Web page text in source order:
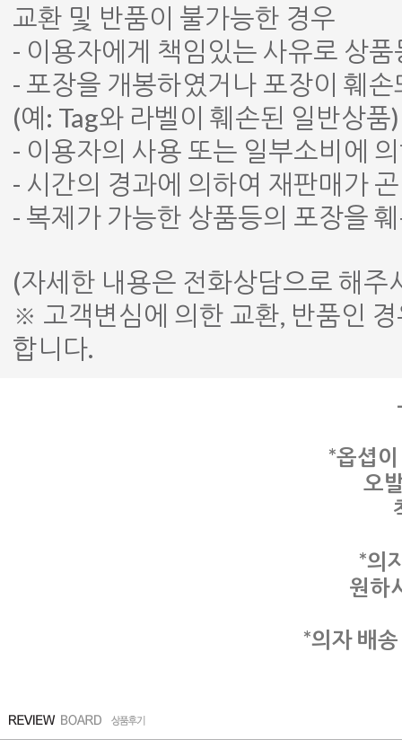
교환 및 반품이 불가능한 경우
- 이용자에게 책임있는 사유로 상
- 포장을 개봉하였거나 포장이 훼
(예: Tag와 라벨이 훼손된 일반상품)
- 이용자의 사용 또는 일부소비에
- 시간의 경과에 의하여 재판매가
- 복제가 가능한 상품등의 포장을
(자세한 내용은 전화상담으로 해주
※ 고객변심에 의한 교환, 반품인
합니다.
*옵셥
오
*의
원하
*의자 배